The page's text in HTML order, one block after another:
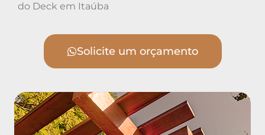
do Deck em Itaúba
Solicite um orçamento